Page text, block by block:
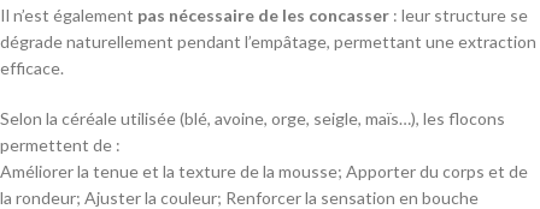
Il n’est également pas nécessaire de les concasser : leur structure se
dégrade naturellement pendant l’empâtage, permettant une extraction
efficace.
Selon la céréale utilisée (blé, avoine, orge, seigle, maïs…), les flocons
permettent de :
Améliorer la tenue et la texture de la mousse; Apporter du corps et de
la rondeur; Ajuster la couleur; Renforcer la sensation en bouche